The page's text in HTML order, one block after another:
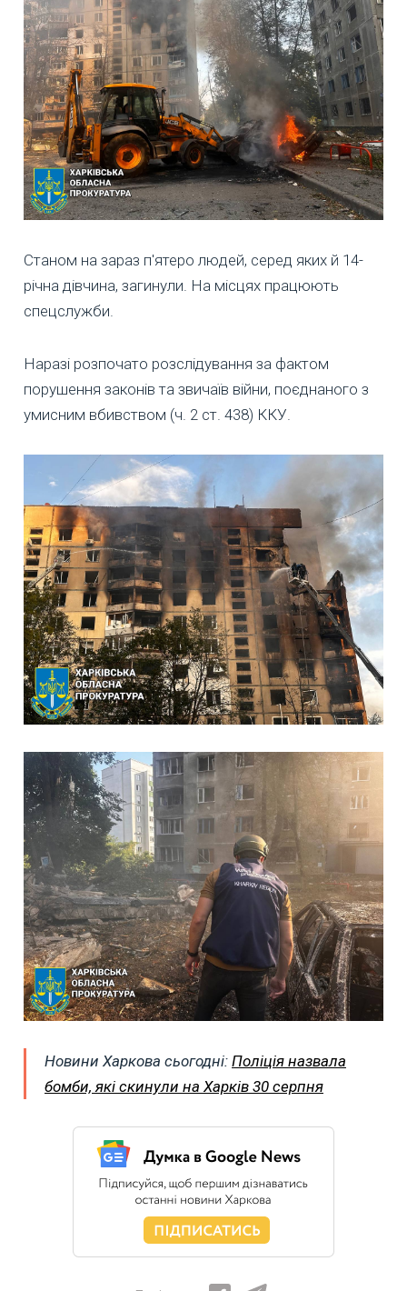
Станом на зараз п'ятеро людей, серед яких й 14-
річна дівчина, загинули. На місцях працюють
спецслужби.
Наразі розпочато розслідування за фактом
порушення законів та звичаїв війни, поєднаного з
умисним вбивством (ч. 2 ст. 438) ККУ.
Новини Харкова сьогодні: Поліція назвала
бомби, які скинули на Харків 30 серпня